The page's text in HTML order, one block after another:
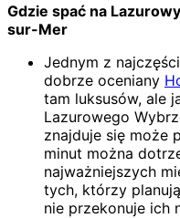
Gdzie spać na
sur-Mer
Jednym z
dobrze oceniany
tam luksusów, ale
Lazurowego
znajduje się może
minut można
najważniejszych
tych, którzy
nie przekonuje ich